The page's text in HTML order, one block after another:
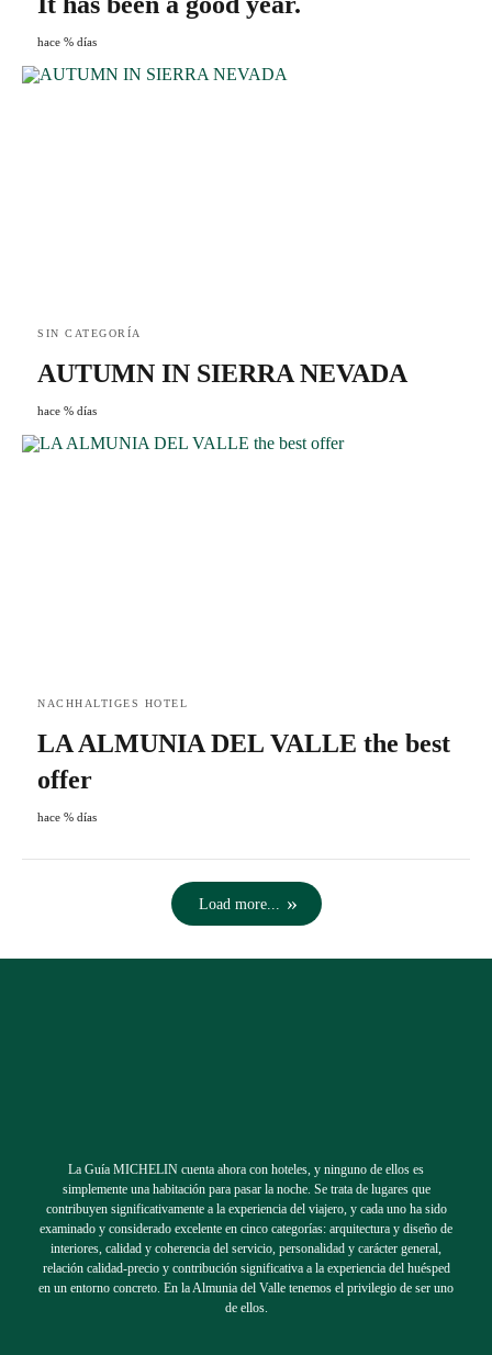
hace % días
SIN CATEGORÍA
AUTUMN IN SIERRA NEVADA
hace % días
NACHHALTIGES HOTEL
LA ALMUNIA DEL VALLE the best
offer
hace % días
Load more...
La Guía MICHELIN cuenta ahora con hoteles, y ninguno de ellos es
simplemente una habitación para pasar la noche. Se trata de lugares que
contribuyen significativamente a la experiencia del viajero, y cada uno ha sido
examinado y considerado excelente en cinco categorías: arquitectura y diseño de
interiores, calidad y coherencia del servicio, personalidad y carácter general,
relación calidad-precio y contribución significativa a la experiencia del huésped
en un entorno concreto. En la Almunia del Valle tenemos el privilegio de ser uno
de ellos.